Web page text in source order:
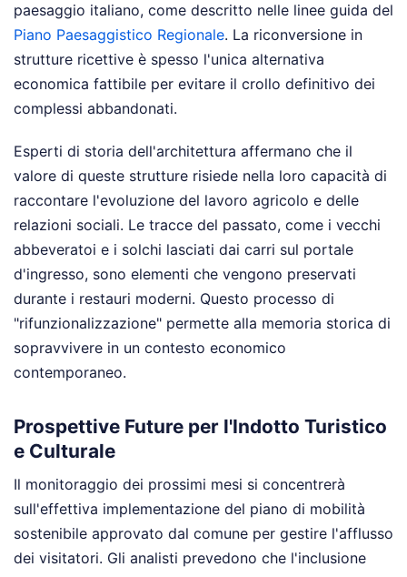
paesaggio italiano, come descritto nelle linee guida del
Piano Paesaggistico Regionale. La riconversione in
strutture ricettive è spesso l'unica alternativa
economica fattibile per evitare il crollo definitivo dei
complessi abbandonati.
Esperti di storia dell'architettura affermano che il
valore di queste strutture risiede nella loro capacità di
raccontare l'evoluzione del lavoro agricolo e delle
relazioni sociali. Le tracce del passato, come i vecchi
abbeveratoi e i solchi lasciati dai carri sul portale
d'ingresso, sono elementi che vengono preservati
durante i restauri moderni. Questo processo di
"rifunzionalizzazione" permette alla memoria storica di
sopravvivere in un contesto economico
contemporaneo.
Prospettive Future per l'Indotto Turistico
e Culturale
Il monitoraggio dei prossimi mesi si concentrerà
sull'effettiva implementazione del piano di mobilità
sostenibile approvato dal comune per gestire l'afflusso
dei visitatori. Gli analisti prevedono che l'inclusione